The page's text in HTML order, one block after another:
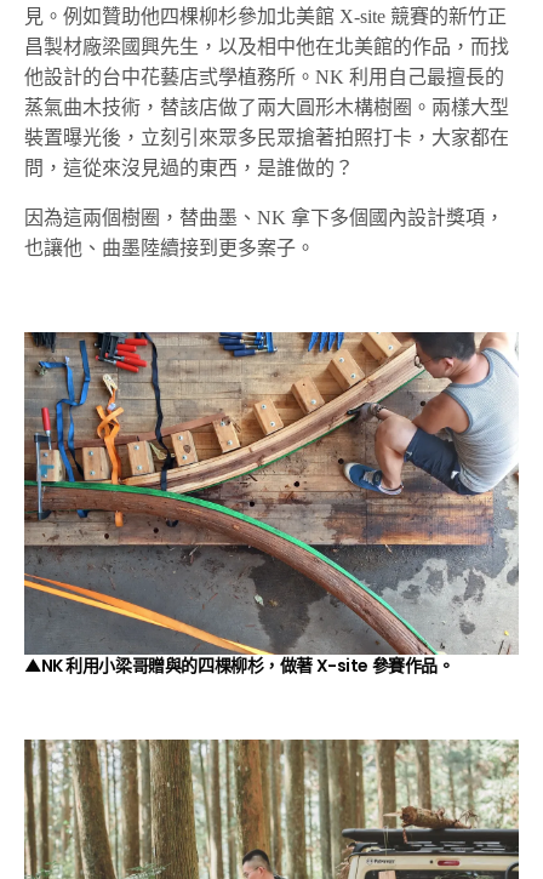
見。例如贊助他四棵柳杉參加北美館 X-site 競賽的新竹正
昌製材廠梁國興先生，以及相中他在北美館的作品，而找
他設計的台中花藝店弎學植務所。NK 利用自己最擅長的
蒸氣曲木技術，替該店做了兩大圓形木構樹圈。兩樣大型
裝置曝光後，立刻引來眾多民眾搶著拍照打卡，大家都在
問，這從來沒見過的東西，是誰做的？
因為這兩個樹圈，替曲墨、NK 拿下多個國內設計獎項，
也讓他、曲墨陸續接到更多案子。
▲NK 利用小梁哥贈與的四棵柳杉，做著 X-site 參賽作品。